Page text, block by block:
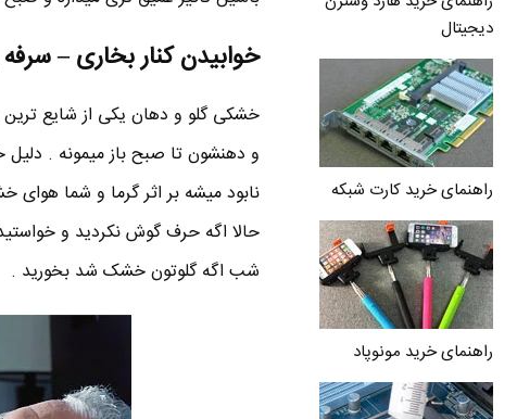
دیجیتال
راهنمای خرید کارت شبکه
راهنمای خرید مونوپاد
خوابیدن کنار بخاری – سرفه
خشکی گلو و دهان یکی از شایع
و دهنشون تا صبح باز میمونه . دلیل
نابود میشه بر اثر گرما و شما هوای
حالا اگه حرف گوش نکردید و
شب اگه گلوتون خشک شد بخورید .